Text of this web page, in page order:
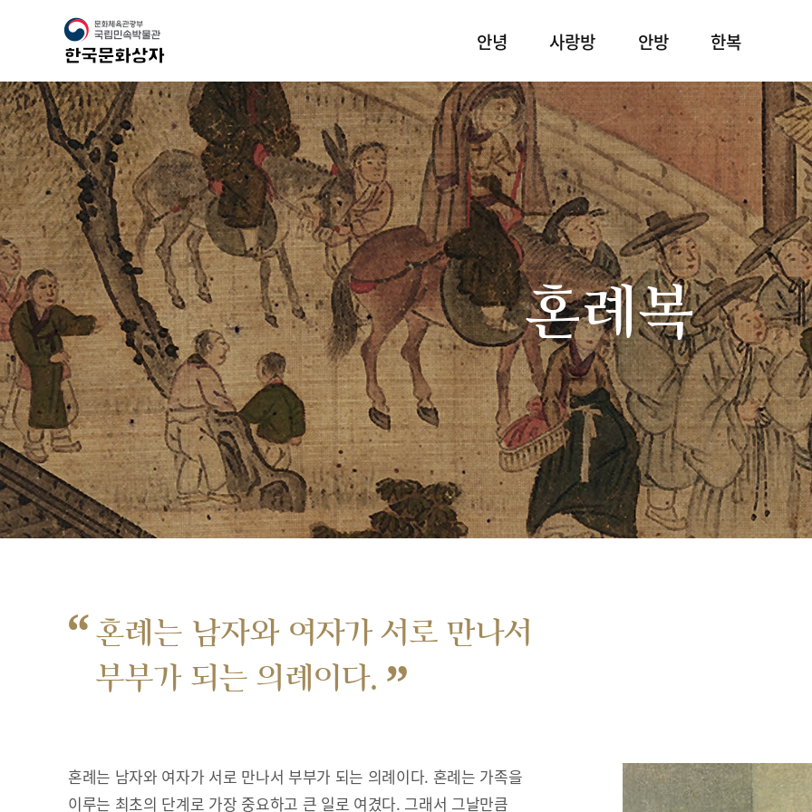
안녕 사랑방 안방 한복
혼례복
“혼례는 남자와 여자가 서로 만나서
부부가 되는 의례이다. ”
혼례는 남자와 여자가 서로 만나서 부부가 되는 의례이다. 혼례는 가족을
이루는 최초의 단계로 가장 중요하고 큰 일로 여겼다. 그래서 그날만큼